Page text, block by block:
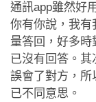
通訊app雖然好
你有你說，我有
量答回，好多時
已沒有回答。其
誤會了對方，所
已不同意思。